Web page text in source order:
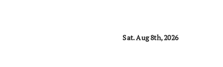
Sat. Aug 8th, 2026